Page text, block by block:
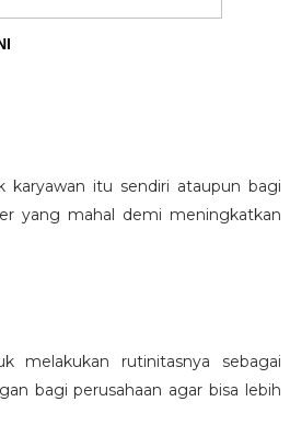
karyawan itu sendiri ataupun bagi
yang mahal demi meningkatkan
melakukan rutinitasnya sebagai
bagi perusahaan agar bisa lebih